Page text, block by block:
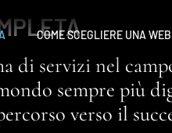
COME SCEGLIERE UNA
di servizi nel
sempre più
verso il